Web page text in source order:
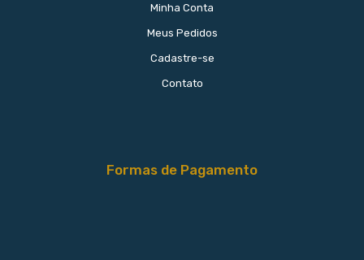
Minha Conta
Meus Pedidos
Cadastre-se
Contato
Formas de Pagamento